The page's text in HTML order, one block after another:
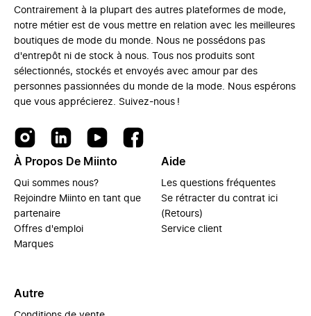
Contrairement à la plupart des autres plateformes de mode,
notre métier est de vous mettre en relation avec les meilleures
boutiques de mode du monde. Nous ne possédons pas
d'entrepôt ni de stock à nous. Tous nos produits sont
sélectionnés, stockés et envoyés avec amour par des
personnes passionnées du monde de la mode. Nous espérons
que vous apprécierez. Suivez-nous !
À Propos De Miinto
Qui sommes nous?
Rejoindre Miinto en tant que
partenaire
Offres d'emploi
Marques
Aide
Les questions fréquentes
Se rétracter du contrat ici
(Retours)
Service client
Autre